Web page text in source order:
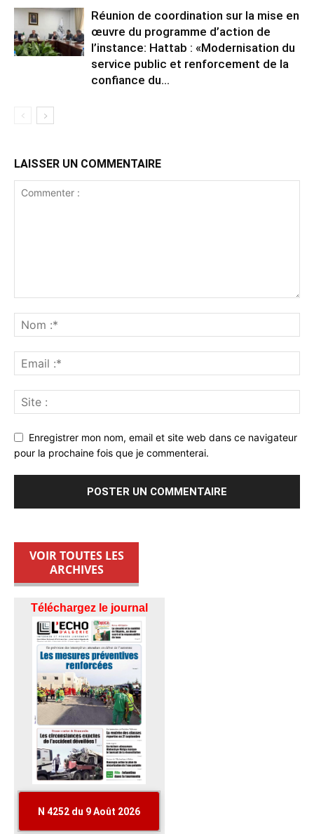
Réunion de coordination sur la mise en
œuvre du programme d’action de
l’instance: Hattab : «Modernisation du
service public et renforcement de la
confiance du...
LAISSER UN COMMENTAIRE
Enregistrer mon nom, email et site web dans ce navigateur
pour la prochaine fois que je commenterai.
VOIR TOUTES LES
ARCHIVES